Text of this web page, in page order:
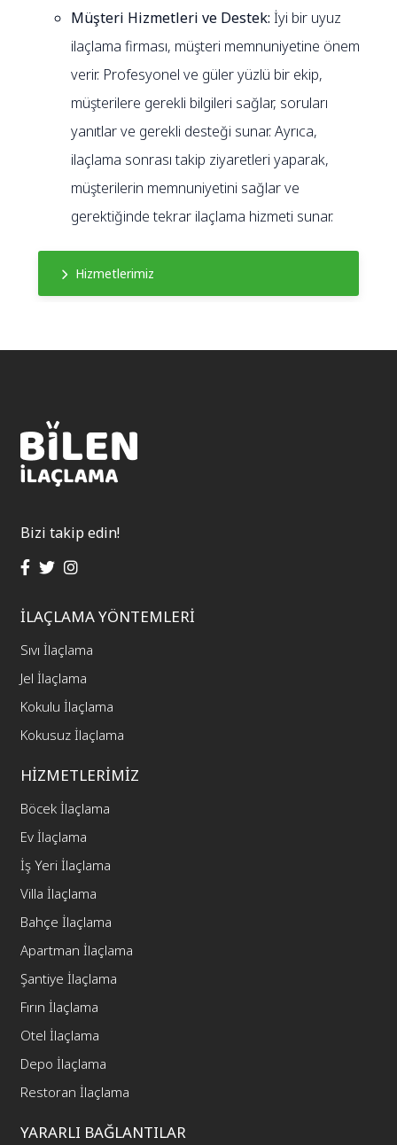
Hizmetlerimiz
Müşteri Hizmetleri ve Destek: İyi bir uyuz
ilaçlama firması, müşteri memnuniyetine önem
verir. Profesyonel ve güler yüzlü bir ekip,
müşterilere gerekli bilgileri sağlar, soruları
yanıtlar ve gerekli desteği sunar. Ayrıca,
ilaçlama sonrası takip ziyaretleri yaparak,
müşterilerin memnuniyetini sağlar ve
gerektiğinde tekrar ilaçlama hizmeti sunar.
Bizi takip edin!
İLAÇLAMA YÖNTEMLERİ
Sıvı İlaçlama
Jel İlaçlama
Kokulu İlaçlama
Kokusuz İlaçlama
HİZMETLERİMİZ
Böcek İlaçlama
Ev İlaçlama
İş Yeri İlaçlama
Villa İlaçlama
Bahçe İlaçlama
Apartman İlaçlama
Şantiye İlaçlama
Fırın İlaçlama
Otel İlaçlama
Depo İlaçlama
Restoran İlaçlama
YARARLI BAĞLANTILAR